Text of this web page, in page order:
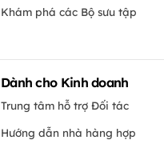
Khám phá các Bộ sưu tập
Dành cho Kinh doanh
Trung tâm hỗ trợ Đối tác
Hướng dẫn nhà hàng hợp